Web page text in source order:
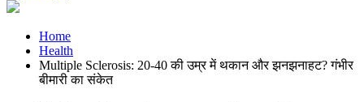
Home
Health
Multiple Sclerosis: 20-40 की उम्र में थकान और झनझनाहट? गंभीर
बीमारी का संकेत